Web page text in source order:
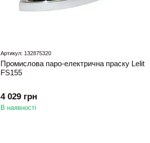
Артикул: 132875320
Промислова паро-електрична праску Lelit
FS155
4 029 грн
В наявності